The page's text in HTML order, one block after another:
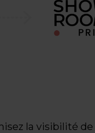
la visibilité